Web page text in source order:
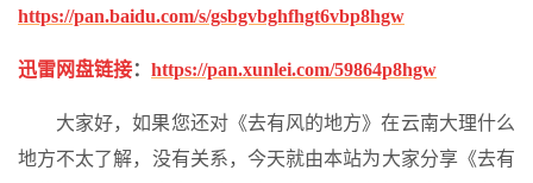
https://pan.baidu.com/s/gsbgvbghfhgt6vbp8hgw
迅雷网盘链接： https://pan.xunlei.com/59864p8hgw
大家好，如果您还对《去有风的地方》在云南大理什么
地方不太了解，没有关系，今天就由本站为大家分享《去有